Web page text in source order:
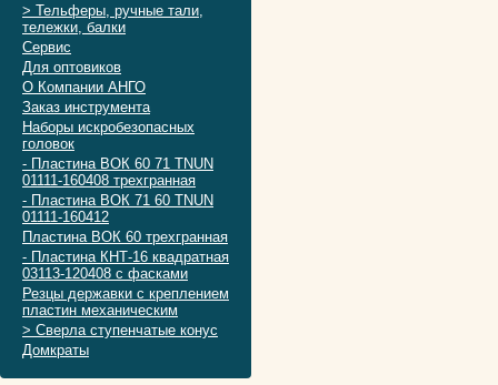
> Тельферы, ручные тали,
тележки, балки
Сервис
Для оптовиков
О Компании АНГО
Заказ инструмента
Наборы искробезопасных
головок
- Пластина ВОК 60 71 TNUN
01111-160408 трехгранная
- Пластина ВОК 71 60 TNUN
01111-160412
Пластина ВОК 60 трехгранная
- Пластина КНТ-16 квадратная
03113-120408 с фасками
Резцы державки с креплением
пластин механическим
> Сверла ступенчатые конус
Домкраты